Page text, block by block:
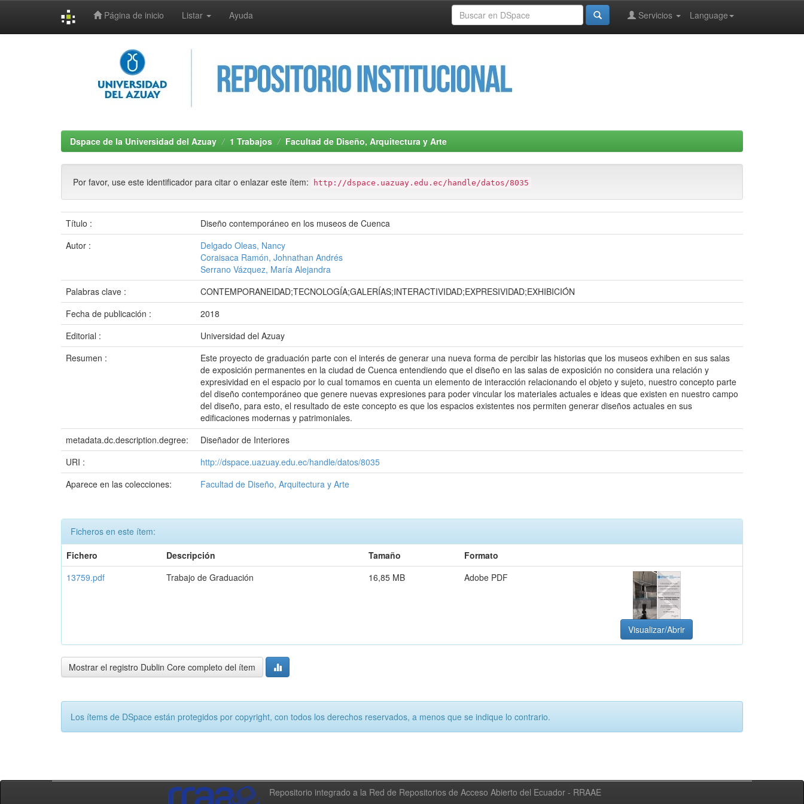
Página de inicio Listar Ayuda Language
Servicios
Dspace de la Universidad del Azuay 1 Trabajos Facultad de Diseño, Arquitectura y Arte
Por favor, use este identificador para citar o enlazar este ítem: http://dspace.uazuay.edu.ec/handle/datos/8035
Título :
Diseño contemporáneo en los museos de Cuenca
Autor :
Delgado Oleas, Nancy
Coraisaca Ramón, Johnathan Andrés
Serrano Vázquez, María Alejandra
Palabras clave :
CONTEMPORANEIDAD;TECNOLOGÍA;GALERÍAS;INTERACTIVIDAD;EXPRESIVIDAD;EXHIBICIÓN
Fecha de publicación :
2018
Editorial :
Universidad del Azuay
Resumen :
Este proyecto de graduación parte con el interés de generar una nueva forma de percibir las historias que los museos exhiben en sus salas
de exposición permanentes en la ciudad de Cuenca entendiendo que el diseño en las salas de exposición no considera una relación y
expresividad en el espacio por lo cual tomamos en cuenta un elemento de interacción relacionando el objeto y sujeto, nuestro concepto parte
del diseño contemporáneo que genere nuevas expresiones para poder vincular los materiales actuales e ideas que existen en nuestro campo
del diseño, para esto, el resultado de este concepto es que los espacios existentes nos permiten generar diseños actuales en sus
edificaciones modernas y patrimoniales.
metadata.dc.description.degree:
Diseñador de Interiores
URI :
http://dspace.uazuay.edu.ec/handle/datos/8035
Aparece en las colecciones:
Facultad de Diseño, Arquitectura y Arte
Ficheros en este ítem:
Fichero
Descripción Tamaño
Formato
13759.pdf
Trabajo de Graduación 16,85 MB Adobe PDF
Visualizar/Abrir
Mostrar el registro Dublin Core completo del ítem
Los ítems de DSpace están protegidos por copyright, con todos los derechos reservados, a menos que se indique lo contrario.
Repositorio integrado a la Red de Repositorios de Acceso Abierto del Ecuador - RRAAE